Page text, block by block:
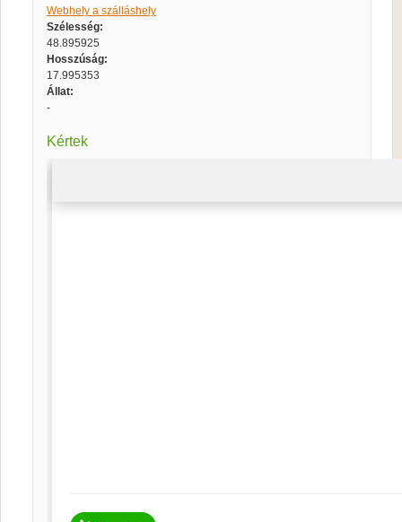
Webhely a szálláshely
Szélesség:
48.895925
Hosszúság:
17.995353
Állat:
-
Kértek